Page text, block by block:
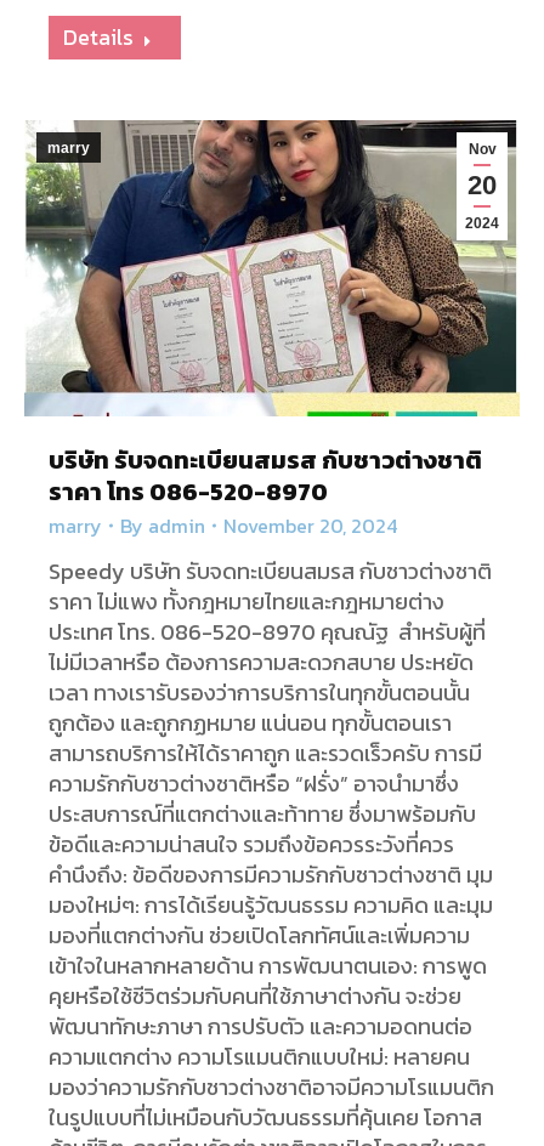
Details
Nov
20
2024
marry
บริษัท รับจดทะเบียนสมรส กับชาวต่างชาติ
ราคา โทร 086-520-8970
marry By admin November 20, 2024
Speedy บริษัท รับจดทะเบียนสมรส กับชาวต่างชาติ
ราคา ไม่แพง ทั้งกฎหมายไทยและกฎหมายต่าง
ประเทศ โทร. 086-520-8970 คุณณัฐ สำหรับผู้ที่
ไม่มีเวลาหรือ ต้องการความสะดวกสบาย ประหยัด
เวลา ทางเรารับรองว่าการบริการในทุกขั้นตอนนั้น
ถูกต้อง และถูกกฏหมาย แน่นอน ทุกขั้นตอนเรา
สามารถบริการให้ได้ราคาถูก และรวดเร็วครับ การมี
ความรักกับชาวต่างชาติหรือ “ฝรั่ง” อาจนำมาซึ่ง
ประสบการณ์ที่แตกต่างและท้าทาย ซึ่งมาพร้อมกับ
ข้อดีและความน่าสนใจ รวมถึงข้อควรระวังที่ควร
คำนึงถึง: ข้อดีของการมีความรักกับชาวต่างชาติ มุม
มองใหม่ๆ: การได้เรียนรู้วัฒนธรรม ความคิด และมุม
มองที่แตกต่างกัน ช่วยเปิดโลกทัศน์และเพิ่มความ
เข้าใจในหลากหลายด้าน การพัฒนาตนเอง: การพูด
คุยหรือใช้ชีวิตร่วมกับคนที่ใช้ภาษาต่างกัน จะช่วย
พัฒนาทักษะภาษา การปรับตัว และความอดทนต่อ
ความแตกต่าง ความโรแมนติกแบบใหม่: หลายคน
มองว่าความรักกับชาวต่างชาติอาจมีความโรแมนติก
ในรูปแบบที่ไม่เหมือนกับวัฒนธรรมที่คุ้นเคย โอกาส